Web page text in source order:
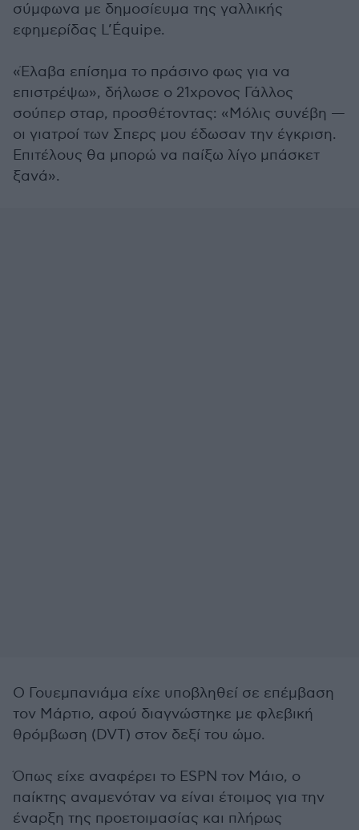
σύμφωνα με δημοσίευμα της γαλλικής
εφημερίδας L’Équipe.
«Έλαβα επίσημα το πράσινο φως για να
επιστρέψω», δήλωσε ο 21χρονος Γάλλος
σούπερ σταρ, προσθέτοντας: «Μόλις συνέβη —
οι γιατροί των Σπερς μου έδωσαν την έγκριση.
Επιτέλους θα μπορώ να παίξω λίγο μπάσκετ
ξανά».
Ο Γουεμπανιάμα είχε υποβληθεί σε επέμβαση
τον Μάρτιο, αφού διαγνώστηκε με φλεβική
θρόμβωση (DVT) στον δεξί του ώμο.
Όπως είχε αναφέρει το ESPN τον Μάιο, ο
παίκτης αναμενόταν να είναι έτοιμος για την
έναρξη της προετοιμασίας και πλήρως